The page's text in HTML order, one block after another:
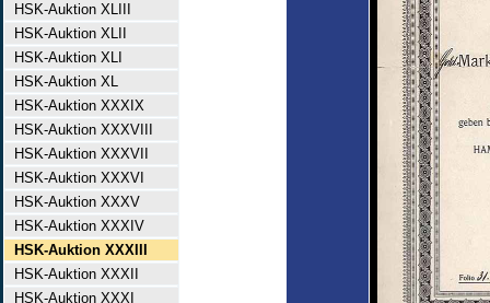
HSK-Auktion XLIII
HSK-Auktion XLII
HSK-Auktion XLI
HSK-Auktion XL
HSK-Auktion XXXIX
HSK-Auktion XXXVIII
HSK-Auktion XXXVII
HSK-Auktion XXXVI
HSK-Auktion XXXV
HSK-Auktion XXXIV
HSK-Auktion XXXIII
HSK-Auktion XXXII
HSK-Auktion XXXI